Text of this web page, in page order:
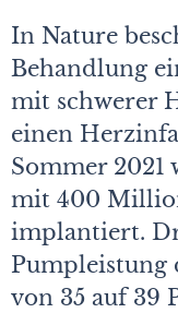
In Nature
Behandlung
mit schwerer
einen
Sommer
mit 400
implantiert.
Pumpleistung
von 35 auf 39